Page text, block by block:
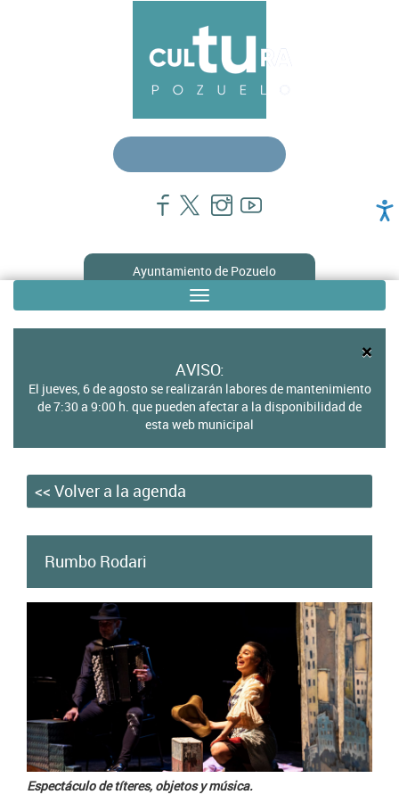
Ayuntamiento de Pozuelo
Sub
en
home
de
cultura
Toggle
navigation
×
AVISO:
El jueves, 6 de agosto se realizarán labores de mantenimiento
de 7:30 a 9:00 h. que pueden afectar a la disponibilidad de
esta web municipal
<< Volver a la agenda
Rumbo Rodari
Espectáculo de títeres, objetos y música.